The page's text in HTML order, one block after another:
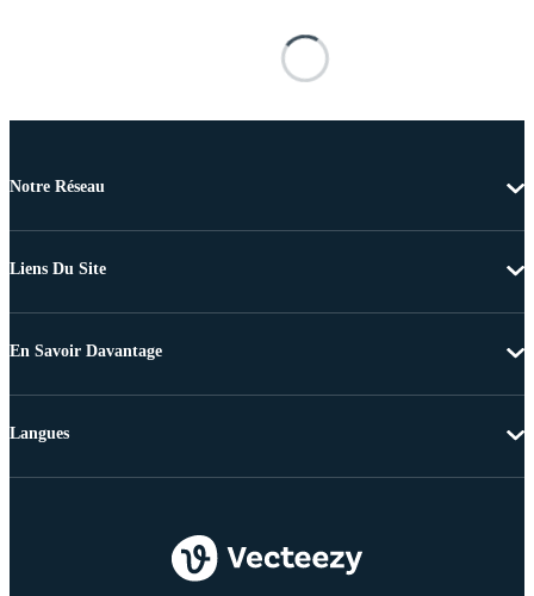
Notre Réseau
Liens Du Site
En Savoir Davantage
Langues